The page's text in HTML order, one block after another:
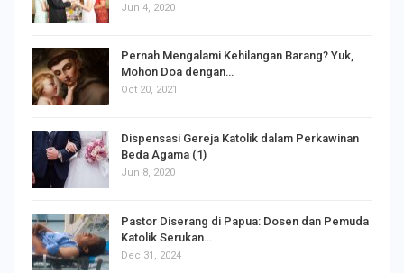
Mohon Doa dengan…
Oct 20, 2021
Beda Agama (1)
Jun 8, 2020
Katolik Serukan…
Dec 31, 2024